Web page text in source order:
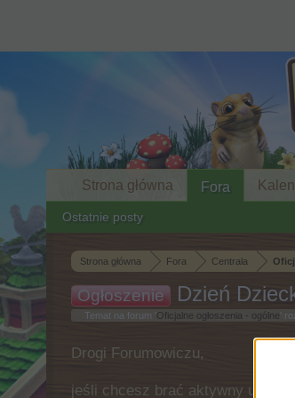
Strona główna Fora Centrala
Ogłoszenie Dzień
Temat na forum ' Oficjalne ogłoszenia - ogólne '
Drogi Forumowiczu,
jeśli chcesz brać aktywny
Strona główna Fora
Ostatnie posty